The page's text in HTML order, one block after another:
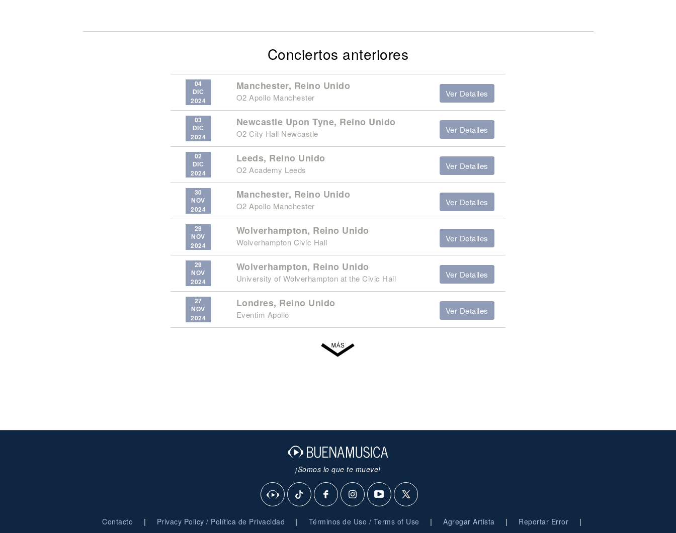
Conciertos anteriores
04
DIC
2024
Manchester, Reino Unido
O2 Apollo Manchester Ver Detalles
03
DIC
2024
Newcastle Upon Tyne, Reino Unido
O2 City Hall Newcastle Ver Detalles
02
DIC
2024
Leeds, Reino Unido
O2 Academy Leeds Ver Detalles
30
NOV
2024
Manchester, Reino Unido
O2 Apollo Manchester Ver Detalles
29
NOV
2024
Wolverhampton, Reino Unido
Wolverhampton Civic Hall Ver Detalles
29
NOV
2024
Wolverhampton, Reino Unido
University of Wolverhampton at the Civic Hall Ver Detalles
27
NOV
2024
Londres, Reino Unido
Eventim Apollo Ver Detalles
¡Somos lo que te mueve!
Contacto | Privacy Policy / Política de Privacidad | Términos de Uso / Terms of Use | Agregar Artista | Reportar Error |